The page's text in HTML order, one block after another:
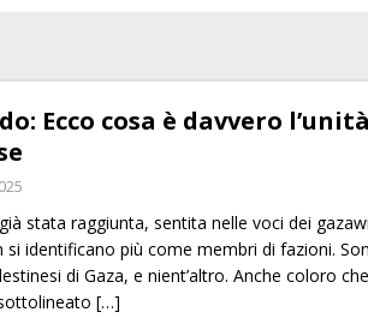
Ecco cosa è davvero l’unità
stata raggiunta, sentita nelle voci dei gazawi
si identificano più come membri di fazioni.
di Gaza, e nient’altro. Anche coloro che
[…]